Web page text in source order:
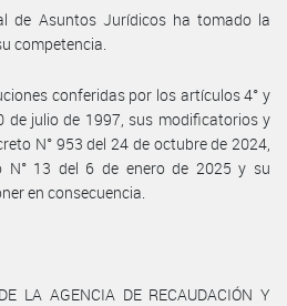
de Asuntos Jurídicos ha tomado la
competencia.
conferidas por los artículos 4° y
de julio de 1997, sus modificatorios y
N° 953 del 24 de octubre de 2024,
N° 13 del 6 de enero de 2025 y su
en consecuencia.
LA AGENCIA DE RECAUDACIÓN Y